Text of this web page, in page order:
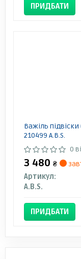
ПРИДБАТИ
Важіль
210499 A.B.S.
0
3 480 ₴
Артикул:
A.B.S.
ПРИДБАТИ